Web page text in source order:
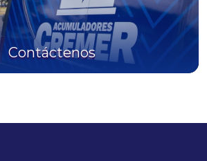
Contáctenos